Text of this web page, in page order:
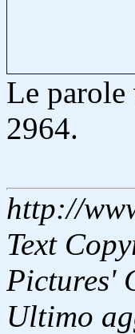
Le parole
2964.
http://
Text
Pictures'
Ultimo